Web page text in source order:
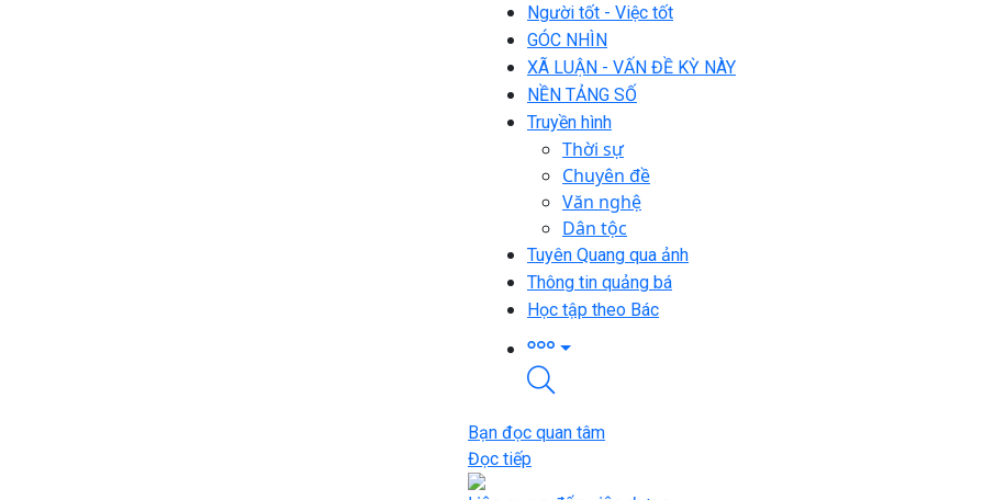
Người tốt - Việc tốt
GÓC NHÌN
XÃ LUẬN - VẤN ĐỀ KỲ NÀY
NỀN TẢNG SỐ
Truyền hình
Thời sự
Chuyên đề
Văn nghệ
Dân tộc
Tuyên Quang qua ảnh
Thông tin quảng bá
Học tập theo Bác
Bạn đọc quan tâm
Đọc tiếp